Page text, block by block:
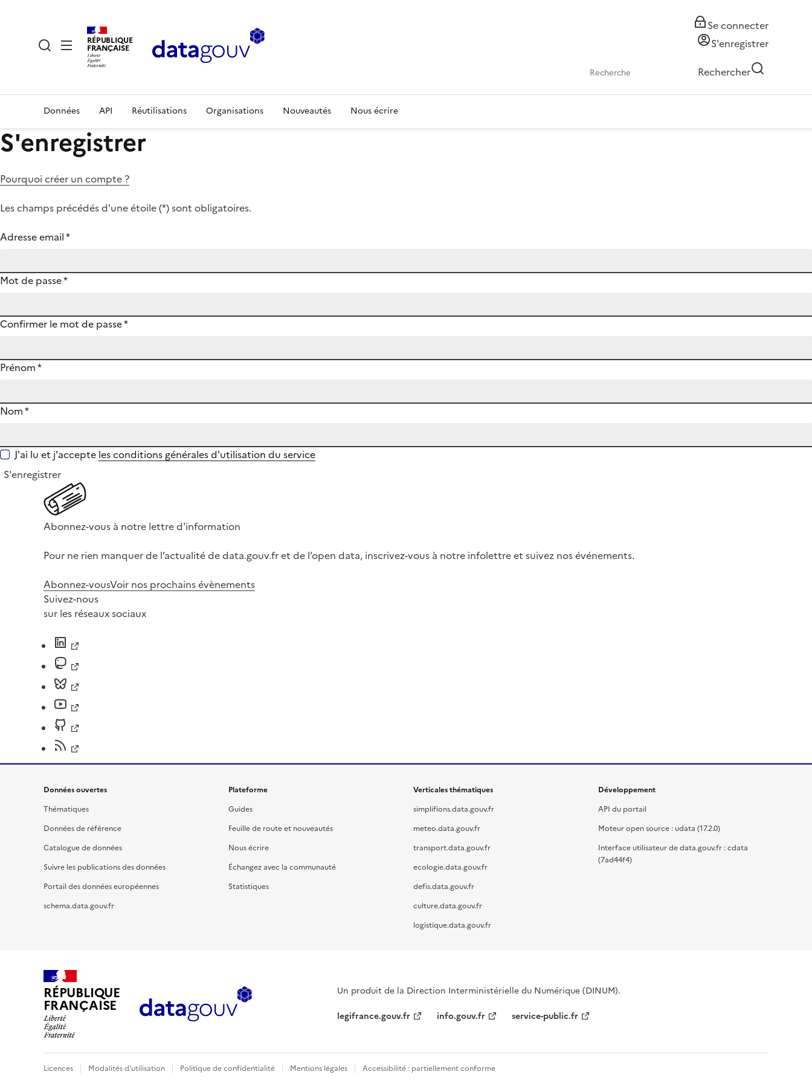
RÉPUBLIQUE
FRANÇAISE
Se connecter
S'enregistrer
Rechercher
Données API Réutilisations Organisations Nouveautés Nous écrire
S'enregistrer
Pourquoi créer un compte ?
Les champs précédés d'une étoile (*) sont obligatoires.
Adresse email*
Mot de passe*
Confirmer le mot de passe*
Prénom*
Nom*
J'ai lu et j'accepte les conditions générales d'utilisation du service
S'enregistrer
Abonnez-vous à notre lettre d'information
Pour ne rien manquer de l’actualité de data.gouv.fr et de l’open data, inscrivez-vous à notre infolettre et suivez nos événements.
Abonnez-vousVoir nos prochains évènements
Suivez-nous
sur les réseaux sociaux
Données ouvertes
Thématiques
Données de référence
Catalogue de données
Suivre les publications des données
Portail des données européennes
schema.data.gouv.fr
Plateforme
Guides
Feuille de route et nouveautés
Nous écrire
Échangez avec la communauté
Statistiques
Verticales thématiques
simplifions.data.gouv.fr
meteo.data.gouv.fr
transport.data.gouv.fr
ecologie.data.gouv.fr
defis.data.gouv.fr
culture.data.gouv.fr
logistique.data.gouv.fr
Développement
API du portail
Moteur open source : udata (17.2.0)
Interface utilisateur de data.gouv.fr : cdata
(7ad44f4)
RÉPUBLIQUE
FRANÇAISE
Un produit de la Direction Interministérielle du Numérique (DINUM).
legifrance.gouv.fr
info.gouv.fr service-public.fr
Licences Modalités d'utilisation Politique de confidentialité Mentions légales Accessibilité : partiellement conforme